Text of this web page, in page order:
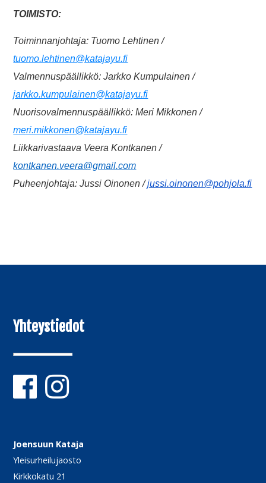
TOIMISTO:
Toiminnanjohtaja: Tuomo Lehtinen /
tuomo.lehtinen@katajayu.fi
Valmennuspäällikkö: Jarkko Kumpulainen /
jarkko.kumpulainen@katajayu.fi
Nuorisovalmennuspäällikkö: Meri Mikkonen /
meri.mikkonen@katajayu.fi
Liikkarivastaava Veera Kontkanen /
kontkanen.veera@gmail.com
Puheenjohtaja: Jussi Oinonen /jussi.oinonen@pohjola.fi
Yhteystiedot
Joensuun Kataja
Yleisurheilujaosto
Kirkkokatu 21